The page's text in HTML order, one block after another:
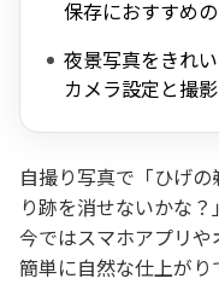
保存におすすめ
夜景写真をきれ
カメラ設定と撮
自撮り写真で「ひげ
り跡を消せないかな
今ではスマホアプリ
簡単に自然な仕上がり